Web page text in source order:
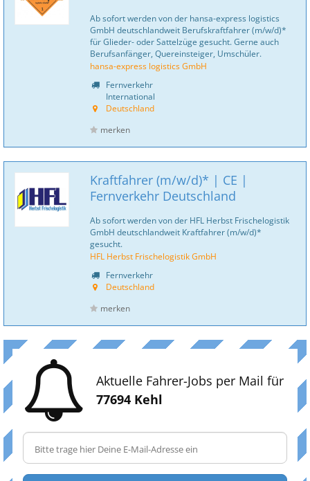
Ab sofort werden von der hansa-express logistics
GmbH deutschlandweit Berufskraftfahrer (m/w/d)*
für Glieder- oder Sattelzüge gesucht. Gerne auch
Berufsanfänger, Quereinsteiger, Umschüler.
hansa-express logistics GmbH
Fernverkehr
International
Deutschland
merken
Kraftfahrer (m/w/d)* | CE |
Fernverkehr Deutschland
Ab sofort werden von der HFL Herbst Frischelogistik
GmbH deutschlandweit Kraftfahrer (m/w/d)*
gesucht.
HFL Herbst Frischelogistik GmbH
Fernverkehr
Deutschland
merken
Aktuelle Fahrer-Jobs per Mail für
77694 Kehl